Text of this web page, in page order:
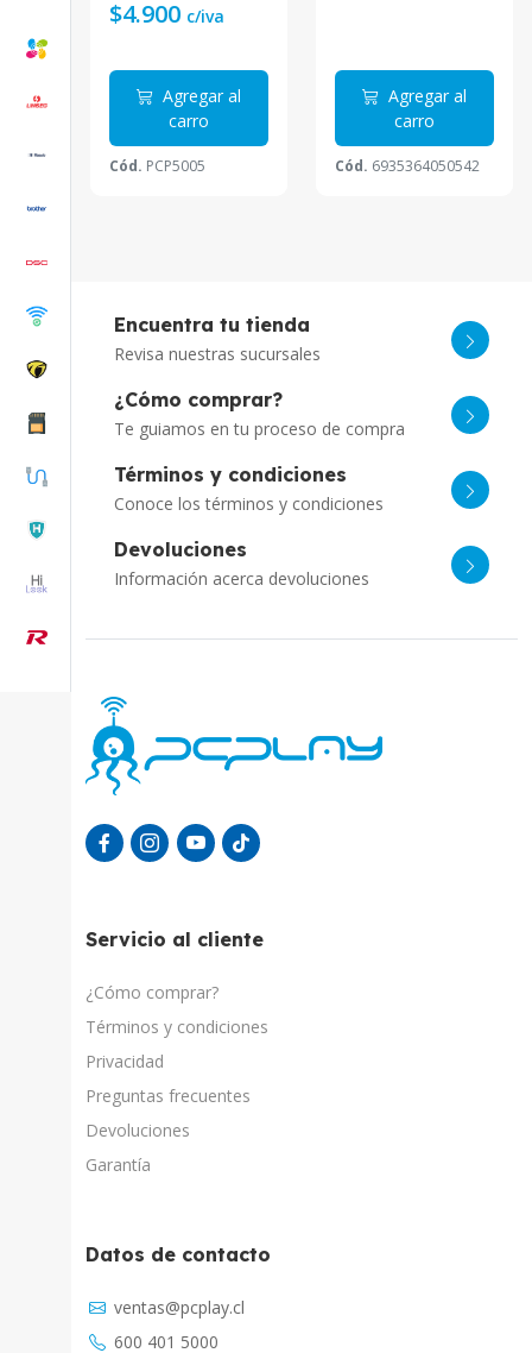
$4.900 c/iva
Agregar al
carro
Cód. PCP5005
Agregar al
carro
Cód. 6935364050542
Encuentra tu tienda
Revisa nuestras sucursales
¿Cómo comprar?
Te guiamos en tu proceso de compra
Términos y condiciones
Conoce los términos y condiciones
Devoluciones
Información acerca devoluciones
Servicio al cliente
¿Cómo comprar?
Términos y condiciones
Privacidad
Preguntas frecuentes
Devoluciones
Garantía
Datos de contacto
ventas@pcplay.cl
600 401 5000
Chat con IA